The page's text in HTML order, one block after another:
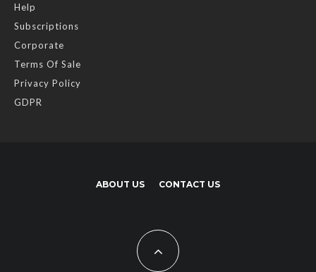
Help
Subscriptions
Corporate
Terms Of Sale
Privacy Policy
GDPR
ABOUT US CONTACT US